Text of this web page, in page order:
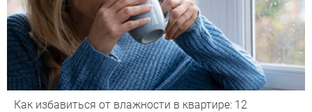
Как избавиться от влажности в квартире: 12